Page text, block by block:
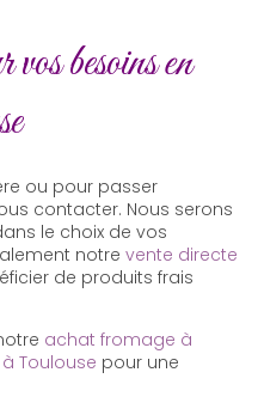
besoins en
ou pour passer
contacter. Nous serons
le choix de vos
notre vente directe
de produits frais
achat fromage à
Toulouse pour une